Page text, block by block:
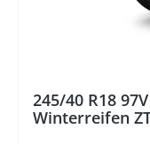
245/40 R18
Winterreifen